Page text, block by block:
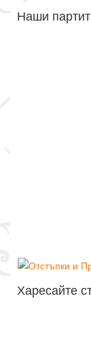
Наши
Харесайте